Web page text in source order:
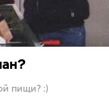
пищи? :)